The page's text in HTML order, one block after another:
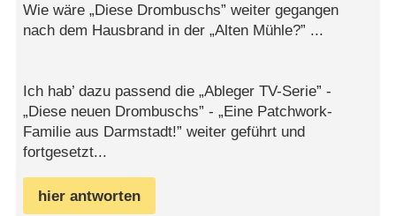
Wie wäre „Diese Drombuschs” weiter gegangen
nach dem Hausbrand in der „Alten Mühle?” ...
Ich hab’ dazu passend die „Ableger TV-Serie” -
„Diese neuen Drombuschs” - „Eine Patchwork-
Familie aus Darmstadt!” weiter geführt und
fortgesetzt...
hier antworten